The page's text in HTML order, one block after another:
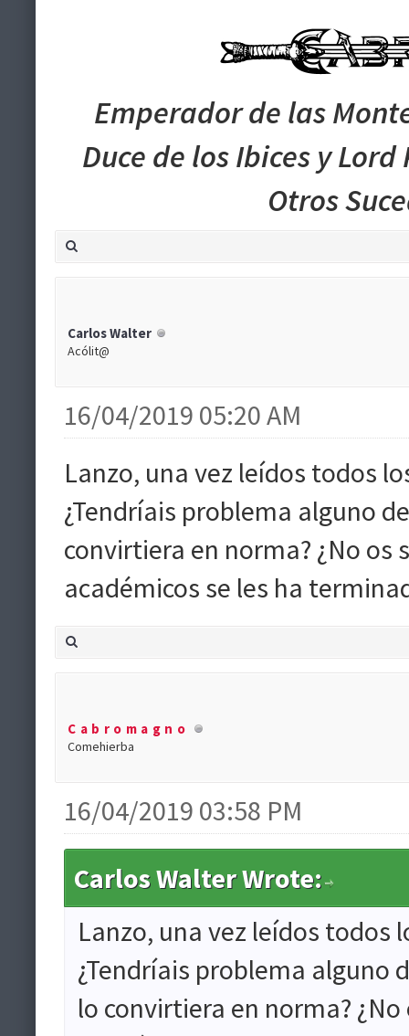
Emperador de las
Duce de los Ibices y
Otros
Carlos Walter
Acólit@
16/04/2019 05:20 AM
Lanzo, una vez leídos todos
¿Tendríais problema alguno
convirtiera en norma? ¿No os
académicos se les ha
Cabromagno
Comehierba
16/04/2019 03:58 PM
Carlos Walter Wrote:
Lanzo, una vez leídos todos
¿Tendríais problema alguno
lo convirtiera en norma?